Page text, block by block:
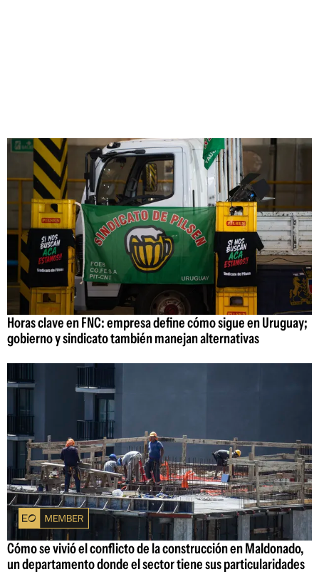
Horas clave en FNC: empresa define cómo sigue en Uruguay;
gobierno y sindicato también manejan alternativas
Cómo se vivió el conflicto de la construcción en Maldonado,
un departamento donde el sector tiene sus particularidades